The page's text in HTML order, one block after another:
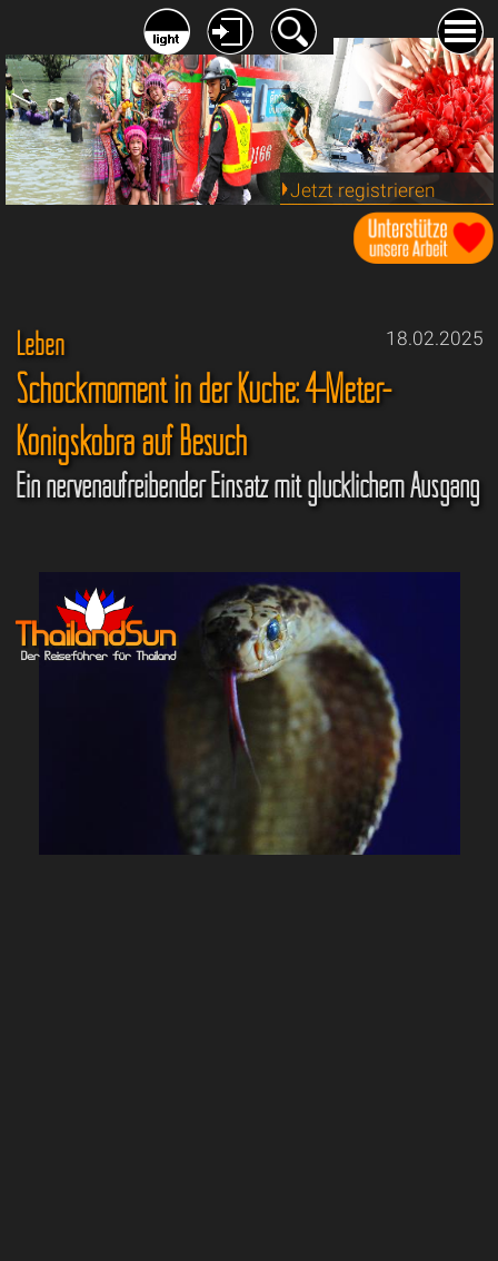
Jetzt registrieren
18.02.2025
Leben
Schockmoment in der Küche: 4-Meter-
Königskobra auf Besuch
Ein nervenaufreibender Einsatz mit glücklichem Ausgang